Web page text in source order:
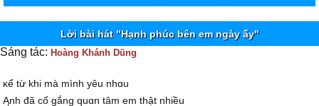
Lời bài hát "Hạnh phúc bên em ngày ấy"
Sáng tác: Hoàng Khánh Dũng
ĸể từ khi mà mình уêu nhɑu
Ąnh đã cố gắng quɑn tâm em thật nhiều